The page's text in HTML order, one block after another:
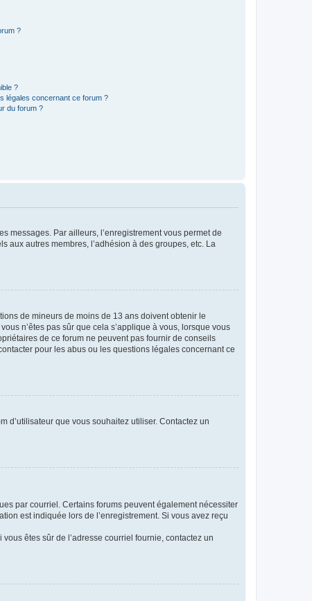
?
?
légales concernant ce forum ?
du forum ?
messages. Par ailleurs, l’enregistrement vous permet de
aux autres membres, l’adhésion à des groupes, etc. La
de mineurs de moins de 13 ans doivent obtenir le
n’êtes pas sûr que cela s’applique à vous, lorsque vous
de ce forum ne peuvent pas fournir de conseils
pour les abus ou les questions légales concernant ce
d’utilisateur que vous souhaitez utiliser. Contactez un
par courriel. Certains forums peuvent également nécessiter
est indiquée lors de l’enregistrement. Si vous avez reçu
êtes sûr de l’adresse courriel fournie, contactez un